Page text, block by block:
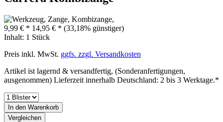
9,99 € * 14,95 € * (33,18% günstiger)
Inhalt: 1 Stück
Preis inkl. MwSt. ggfs. zzgl. Versandkosten
Artikel ist lagernd & versandfertig, (Sonderanfertigungen,
ausgenommen) Lieferzeit innerhalb Deutschland: 2 bis 3 Werktage.*
In den Warenkorb
Vergleichen